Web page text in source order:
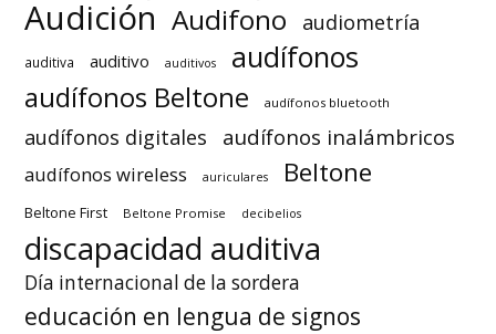
Audición Audifono audiometría
auditiva auditivo auditivos audífonos
audífonos Beltone audífonos bluetooth
audífonos digitales audífonos inalámbricos
audífonos wireless auriculares Beltone
Beltone First Beltone Promise decibelios
discapacidad auditiva
Día internacional de la sordera
educación en lengua de signos